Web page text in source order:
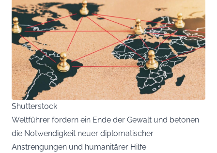
Shutterstock
Weltführer fordern ein Ende der Gewalt und betonen
die Notwendigkeit neuer diplomatischer
Anstrengungen und humanitärer Hilfe.